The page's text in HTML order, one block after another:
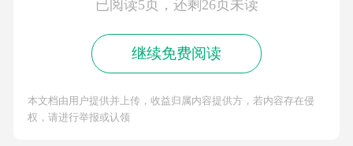
已阅读5页，还剩26页未读
继续免费阅读
本文档由用户提供并上传，收益归属内容提供方，若内容存在侵
权，请进行举报或认领